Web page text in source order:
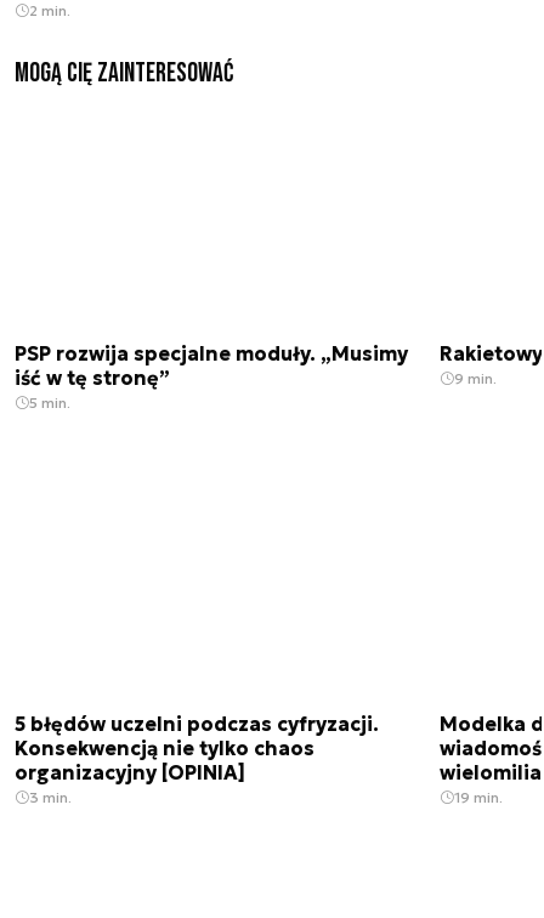
2 min.
Mogą Cię zainteresować
PSP rozwija specjalne moduły. „Musimy
iść w tę stronę”
5 min.
9 min.
5 błędów uczelni podczas cyfryzacji.
Konsekwencją nie tylko chaos
organizacyjny [OPINIA]
3 min.
Modelka
19 min.